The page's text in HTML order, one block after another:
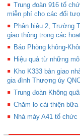
Trung đoàn 916 tổ
miễn phí cho các đối
Phân hiệu 2, Trường
giao thông trong các
Báo Phòng không-
Hiệu quả từ những
Kho K333 bàn giao
gia đình Thượng úy
Trung đoàn Không
Chăm lo cải thiện
Nhà máy A41 tổ chức